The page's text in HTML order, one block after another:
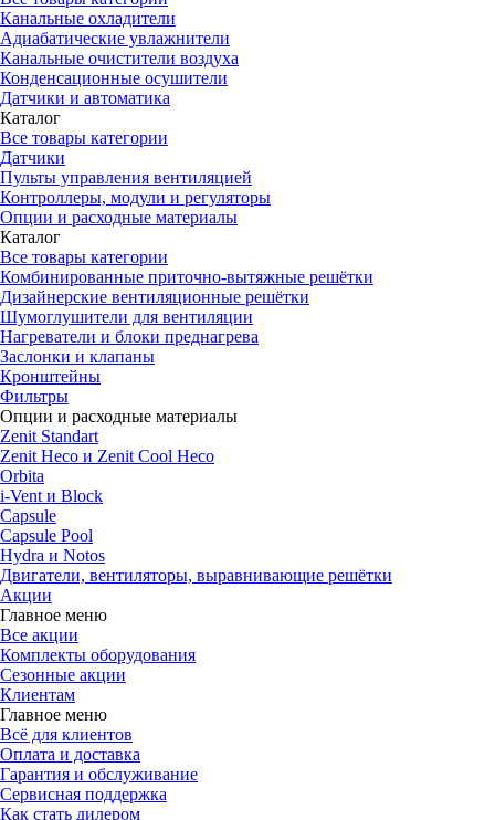
Канальные охладители
Адиабатические увлажнители
Канальные очистители воздуха
Конденсационные осушители
Датчики и автоматика
Каталог
Все товары категории
Датчики
Пульты управления вентиляцией
Контроллеры, модули и регуляторы
Опции и расходные материалы
Каталог
Все товары категории
Комбинированные приточно-вытяжные решётки
Дизайнерские вентиляционные решётки
Шумоглушители для вентиляции
Нагреватели и блоки преднагрева
Заслонки и клапаны
Кронштейны
Фильтры
Опции и расходные материалы
Zenit Standart
Zenit Heco и Zenit Cool Heco
Orbita
i-Vent и Block
Capsule
Capsule Pool
Hydra и Notos
Двигатели, вентиляторы, выравнивающие решётки
Акции
Главное меню
Все акции
Комплекты оборудования
Сезонные акции
Клиентам
Главное меню
Всё для клиентов
Оплата и доставка
Гарантия и обслуживание
Сервисная поддержка
Как стать дилером